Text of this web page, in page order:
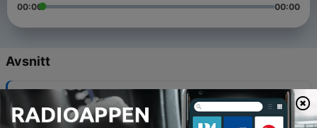
00:00 00:00
Avsnitt
Sommaravsnitt: Snö mitt i sommaren?
08 Aug 2026